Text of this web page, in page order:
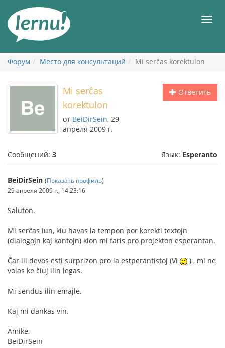
содержанию
Форум Место для консультаций Mi serĉas korektulon
Ответить
Mi serĉas
korektulon
от BeiDirSein, 29
апреля 2009 г.
Сообщений: 3 Язык: Esperanto
BeiDirSein (Показать профиль)
29 апреля 2009 г., 14:23:16
Saluton.
Mi serĉas iun, kiu havas la tempon por korekti textojn
(dialogojn kaj kantojn) kion mi faris pro projekton esperantan.
Ĉar ili devos esti surprizon pro la estperantistoj (Vi
) , mi ne
volas ke ĉiuj ilin legas.
Mi sendus ilin emajle.
Kaj mi dankas vin.
Amike,
BeiDirSein